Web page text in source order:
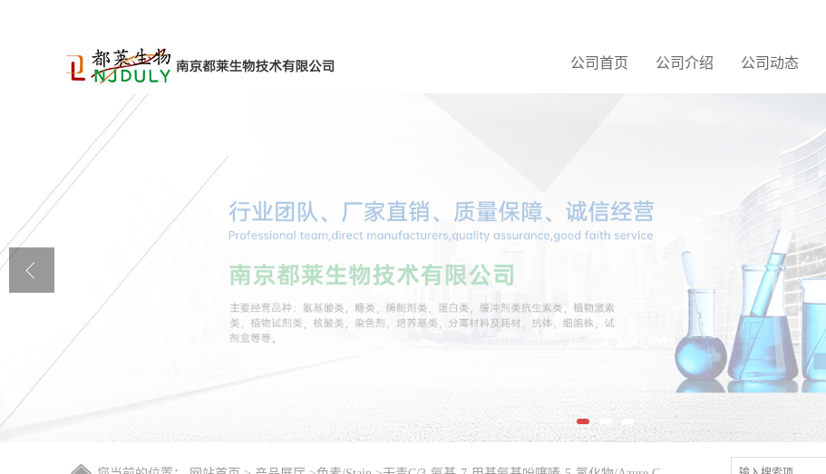
公司首页 公司介绍 公司动态
公司首页
产品展厅
证书荣誉
联系方式